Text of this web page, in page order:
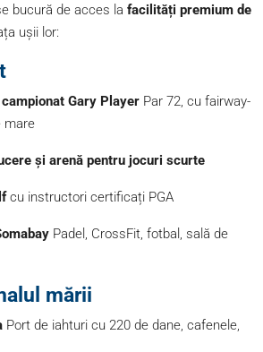
bucură de acces la facilități premium de
ușii lor:
Gary Player Par 72, cu fairway-
mare
și arenă pentru jocuri scurte
cu instructori certificați PGA
Padel, CrossFit, fotbal, sală de
mării
Port de iahturi cu 220 de dane, cafenele,